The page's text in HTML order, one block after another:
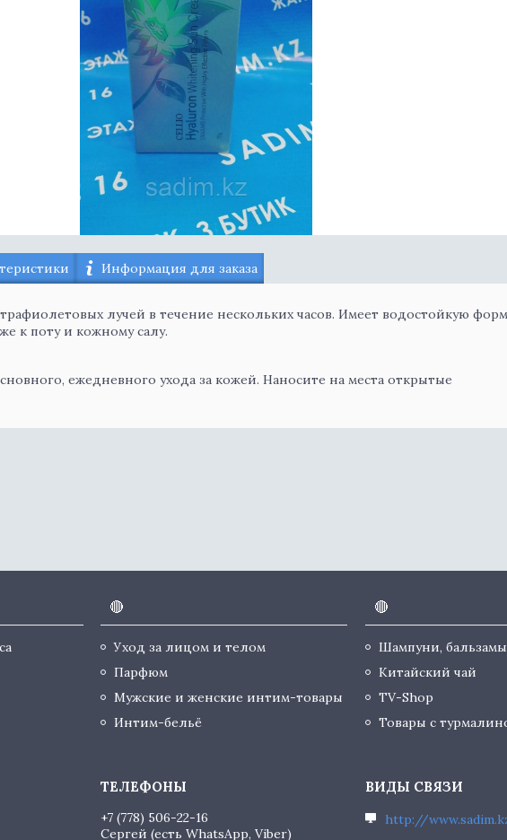
Информация для заказа
лучей в течение нескольких часов. Имеет водостойкую
к поту и кожному салу.
ежедневного ухода за кожей. Наносите на места открытые
🔴
Уход за лицом и телом
Парфюм
Мужские и женские интим-товары
Интим-бельё
🔴
Шампуни,
Китайский чай
TV-Shop
Товары с
+7 (778) 506-22-16
Сергей (есть WhatsApp, Viber)
http://